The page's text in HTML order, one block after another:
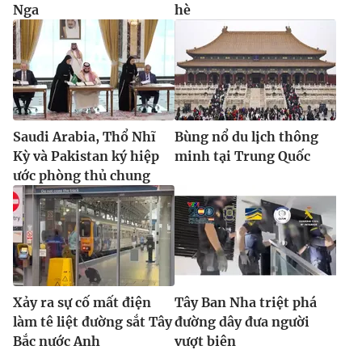
Nga
hè
Saudi Arabia, Thổ Nhĩ
Kỳ và Pakistan ký hiệp
ước phòng thủ chung
Bùng nổ du lịch thông
minh tại Trung Quốc
Xảy ra sự cố mất điện
làm tê liệt đường sắt Tây
Bắc nước Anh
Tây Ban Nha triệt phá
đường dây đưa người
vượt biên